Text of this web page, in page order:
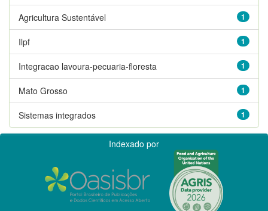
1
Agricultura Sustentável
1
Ilpf
1
Integracao lavoura-pecuaria-floresta
1
Mato Grosso
1
Sistemas integrados
Indexado por